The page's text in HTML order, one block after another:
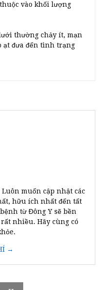
vào khối lượng
thường chảy ít, mạn
ạt đưa đến tình trạng
Luôn muốn cập nhật các
hữu ích nhất đến tất
từ Đông Y sẽ bền
nhiều. Hãy cùng có
→